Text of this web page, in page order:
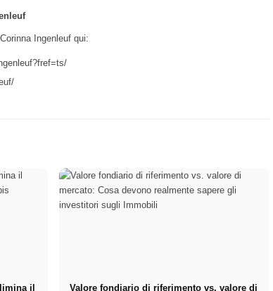
Ingenleuf qui:
il Valore fondiario di riferimento vs. valore di